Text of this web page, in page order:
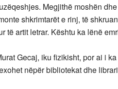
Megjithë moshën
shkrimtarët e rinj, të
të artit letrar. Kështu ka lënë
Gecaj, iku fizikisht, por ai i
nëpër bibliotekat dhe